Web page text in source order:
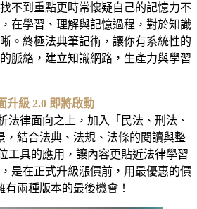
不到重點更時常懷疑自己的記憶力不
在學習、理解與記憶過程，對於知識
。終極法典筆記術，讓你有系統性的
脈絡，建立知識網路，生產力與學習
升級 2.0 即將啟動
法律面向之上，加入「民法、刑法、
，結合法典、法規、法條的閱讀與整
工具的應用，讓內容更貼近法律學習
是在正式升級漲價前，用最優惠的價
有兩種版本的最後機會！